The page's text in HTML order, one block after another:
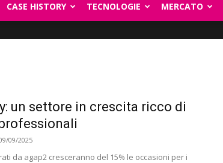
CASE HISTORY TECNOLOGIE MERCATO
un settore in crescita ricco di
09/2025
da agap2 cresceranno del 15% le occasioni per i